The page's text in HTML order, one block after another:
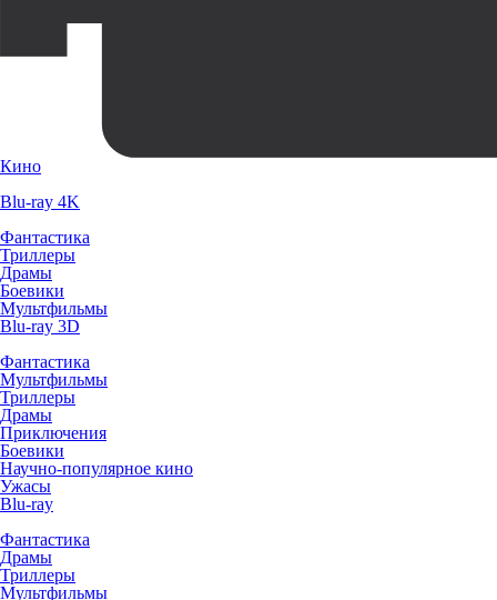
Кино
Blu-ray 4K
Фантастика
Триллеры
Драмы
Боевики
Мультфильмы
Blu-ray 3D
Фантастика
Мультфильмы
Триллеры
Драмы
Приключения
Боевики
Научно-популярное кино
Ужасы
Blu-ray
Фантастика
Драмы
Триллеры
Мультфильмы